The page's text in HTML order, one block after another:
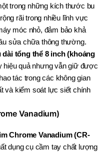
trong những kích thước bu
rãi trong nhiều lĩnh vực
móc nhỏ, đảm bảo khả
sửa chữa thông thường.
dài tổng thể 8 inch (khoảng
hiệu quả nhưng vẫn giữ được
tác trong các không gian
và kiểm soát lực siết chính
Vanadium)
Chrome Vanadium (CR-
dụng cụ cầm tay chất lượng